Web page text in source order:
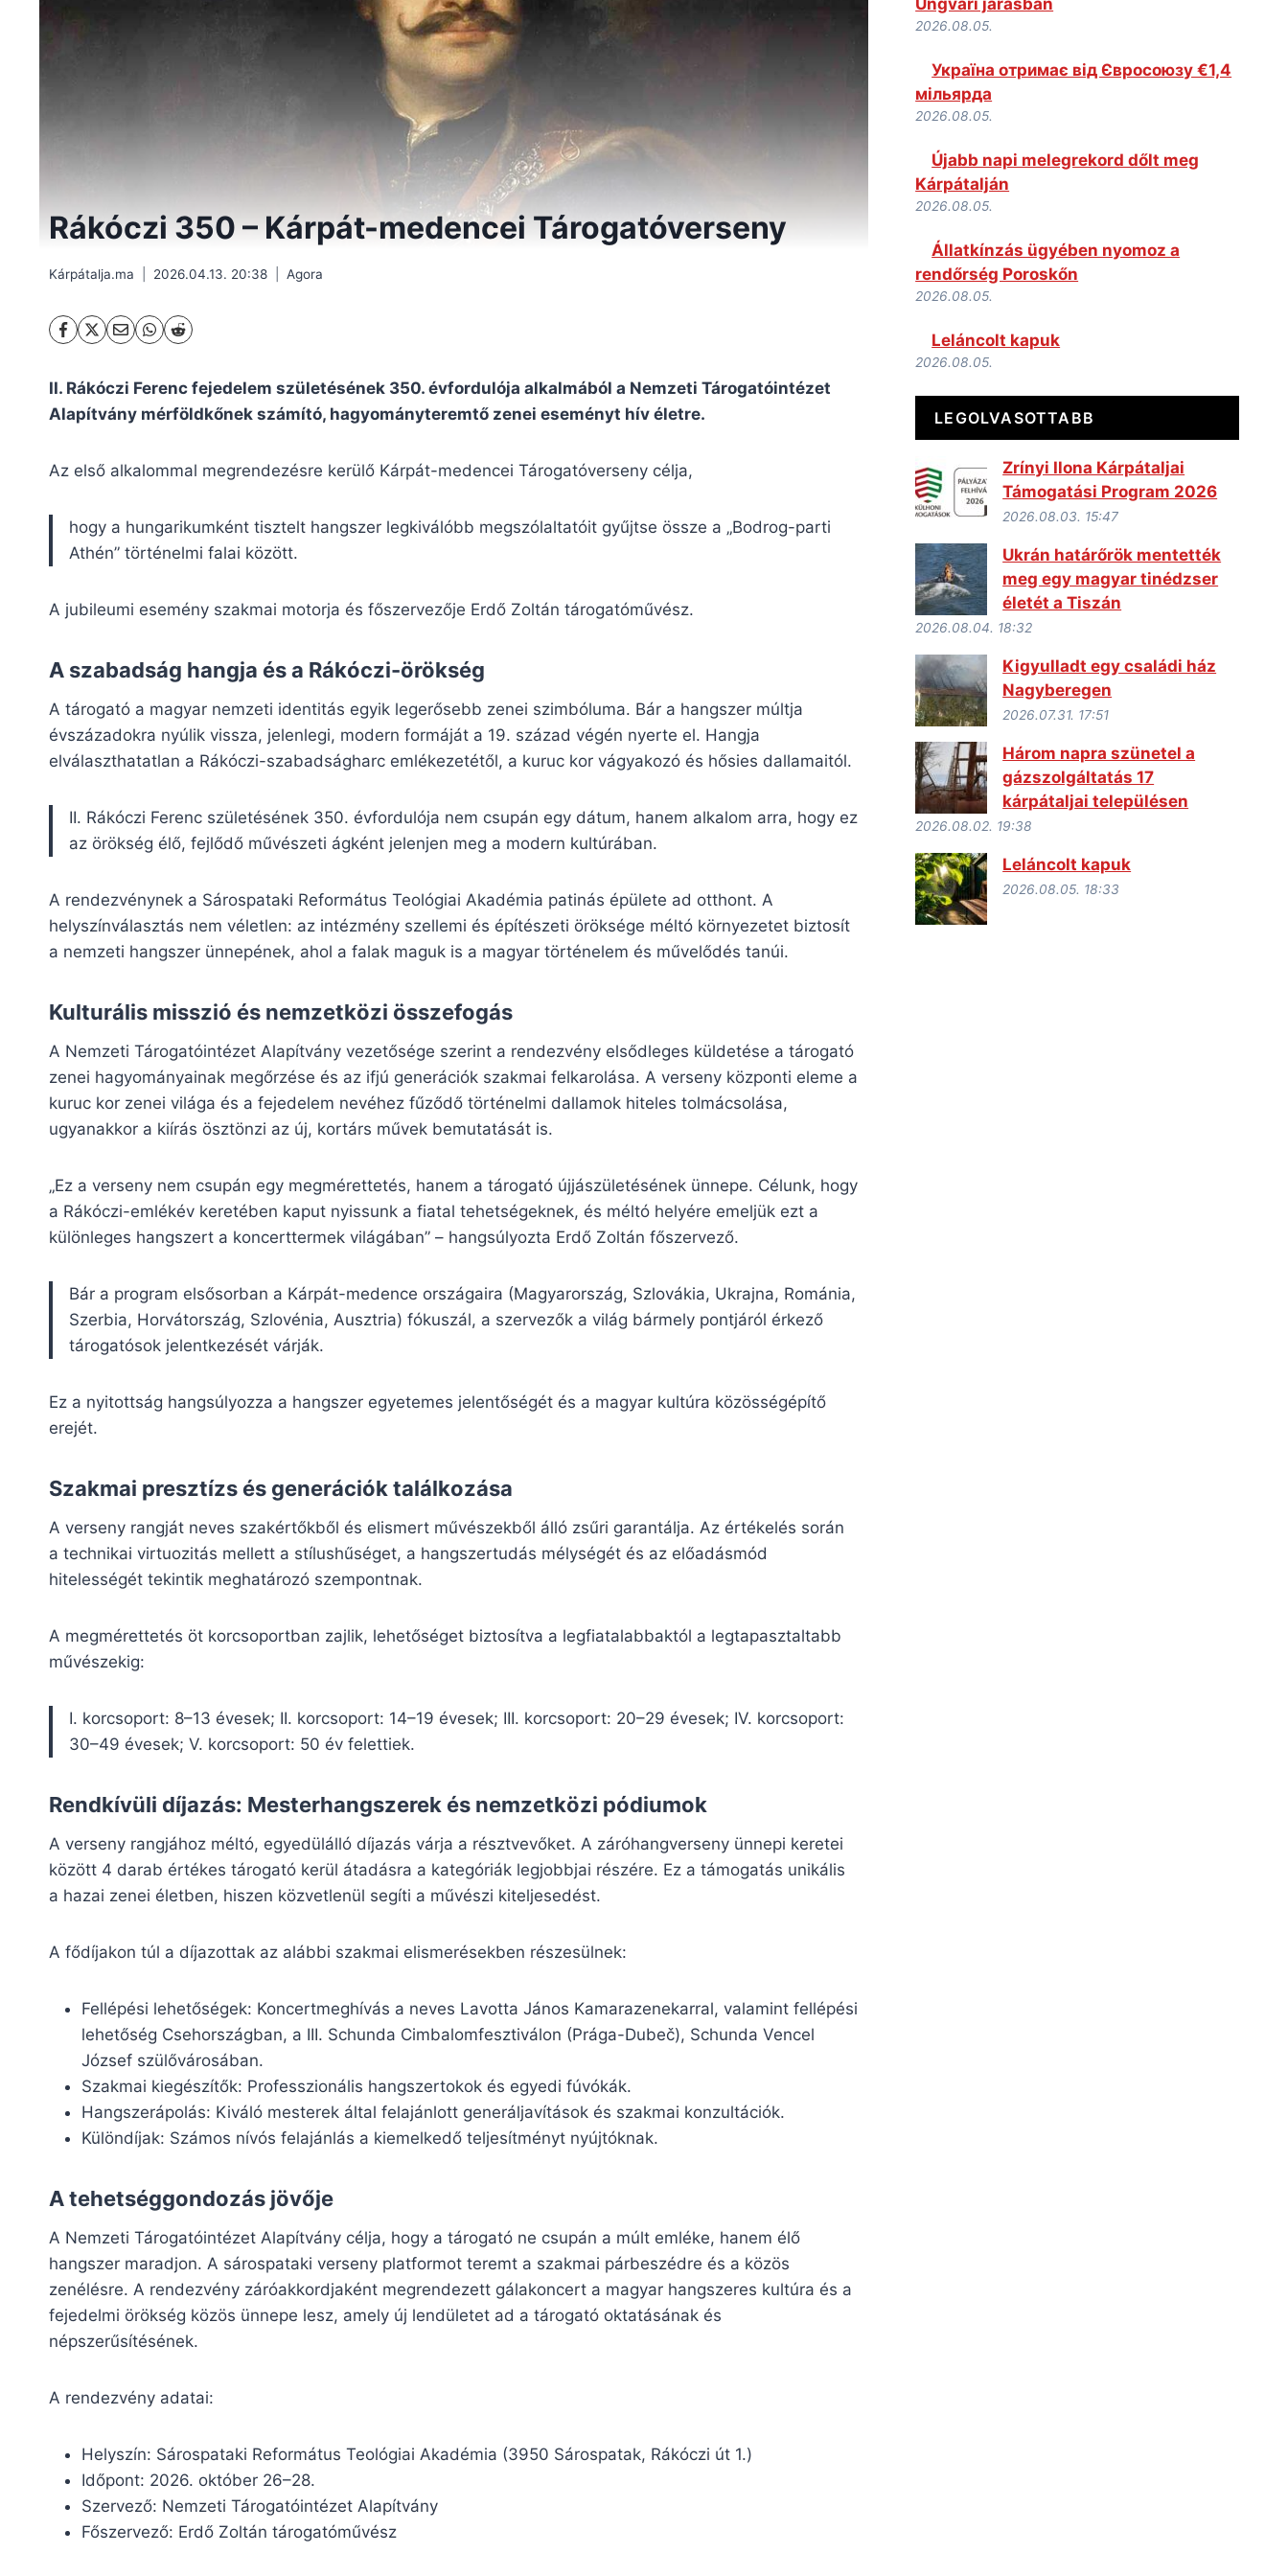
Rákóczi 350 – Kárpát-medencei Tárogatóverseny
Kárpátalja.ma 2026.04.13. 20:38 Agora
II. Rákóczi Ferenc fejedelem születésének 350. évfordulója alkalmából a Nemzeti Tárogatóintézet
Alapítvány mérföldkőnek számító, hagyományteremtő zenei eseményt hív életre.
Az első alkalommal megrendezésre kerülő Kárpát-medencei Tárogatóverseny célja,
hogy a hungarikumként tisztelt hangszer legkiválóbb megszólaltatóit gyűjtse össze a „Bodrog-parti
Athén” történelmi falai között.
A jubileumi esemény szakmai motorja és főszervezője Erdő Zoltán tárogatóművész.
A szabadság hangja és a Rákóczi-örökség
A tárogató a magyar nemzeti identitás egyik legerősebb zenei szimbóluma. Bár a hangszer múltja
évszázadokra nyúlik vissza, jelenlegi, modern formáját a 19. század végén nyerte el. Hangja
elválaszthatatlan a Rákóczi-szabadságharc emlékezetétől, a kuruc kor vágyakozó és hősies dallamaitól.
II. Rákóczi Ferenc születésének 350. évfordulója nem csupán egy dátum, hanem alkalom arra, hogy ez
az örökség élő, fejlődő művészeti ágként jelenjen meg a modern kultúrában.
A rendezvénynek a Sárospataki Református Teológiai Akadémia patinás épülete ad otthont. A
helyszínválasztás nem véletlen: az intézmény szellemi és építészeti öröksége méltó környezetet biztosít
a nemzeti hangszer ünnepének, ahol a falak maguk is a magyar történelem és művelődés tanúi.
Kulturális misszió és nemzetközi összefogás
A Nemzeti Tárogatóintézet Alapítvány vezetősége szerint a rendezvény elsődleges küldetése a tárogató
zenei hagyományainak megőrzése és az ifjú generációk szakmai felkarolása. A verseny központi eleme a
kuruc kor zenei világa és a fejedelem nevéhez fűződő történelmi dallamok hiteles tolmácsolása,
ugyanakkor a kiírás ösztönzi az új, kortárs művek bemutatását is.
„Ez a verseny nem csupán egy megmérettetés, hanem a tárogató újjászületésének ünnepe. Célunk, hogy
a Rákóczi-emlékév keretében kaput nyissunk a fiatal tehetségeknek, és méltó helyére emeljük ezt a
különleges hangszert a koncerttermek világában” – hangsúlyozta Erdő Zoltán főszervező.
Bár a program elsősorban a Kárpát-medence országaira (Magyarország, Szlovákia, Ukrajna, Románia,
Szerbia, Horvátország, Szlovénia, Ausztria) fókuszál, a szervezők a világ bármely pontjáról érkező
tárogatósok jelentkezését várják.
Ez a nyitottság hangsúlyozza a hangszer egyetemes jelentőségét és a magyar kultúra közösségépítő
erejét.
Szakmai presztízs és generációk találkozása
A verseny rangját neves szakértőkből és elismert művészekből álló zsűri garantálja. Az értékelés során
a technikai virtuozitás mellett a stílushűséget, a hangszertudás mélységét és az előadásmód
hitelességét tekintik meghatározó szempontnak.
A megmérettetés öt korcsoportban zajlik, lehetőséget biztosítva a legfiatalabbaktól a legtapasztaltabb
művészekig:
I. korcsoport: 8–13 évesek; II. korcsoport: 14–19 évesek; III. korcsoport: 20–29 évesek; IV. korcsoport:
30–49 évesek; V. korcsoport: 50 év felettiek.
Rendkívüli díjazás: Mesterhangszerek és nemzetközi pódiumok
A verseny rangjához méltó, egyedülálló díjazás várja a résztvevőket. A záróhangverseny ünnepi keretei
között 4 darab értékes tárogató kerül átadásra a kategóriák legjobbjai részére. Ez a támogatás unikális
a hazai zenei életben, hiszen közvetlenül segíti a művészi kiteljesedést.
A fődíjakon túl a díjazottak az alábbi szakmai elismerésekben részesülnek:
Fellépési lehetőségek: Koncertmeghívás a neves Lavotta János Kamarazenekarral, valamint fellépési
lehetőség Csehországban, a III. Schunda Cimbalomfesztiválon (Prága-Dubeč), Schunda Vencel
József szülővárosában.
Szakmai kiegészítők: Professzionális hangszertokok és egyedi fúvókák.
Hangszerápolás: Kiváló mesterek által felajánlott generáljavítások és szakmai konzultációk.
Különdíjak: Számos nívós felajánlás a kiemelkedő teljesítményt nyújtóknak.
A tehetséggondozás jövője
A Nemzeti Tárogatóintézet Alapítvány célja, hogy a tárogató ne csupán a múlt emléke, hanem élő
hangszer maradjon. A sárospataki verseny platformot teremt a szakmai párbeszédre és a közös
zenélésre. A rendezvény záróakkordjaként megrendezett gálakoncert a magyar hangszeres kultúra és a
fejedelmi örökség közös ünnepe lesz, amely új lendületet ad a tárogató oktatásának és
népszerűsítésének.
A rendezvény adatai:
Helyszín: Sárospataki Református Teológiai Akadémia (3950 Sárospatak, Rákóczi út 1.)
Időpont: 2026. október 26–28.
Szervező: Nemzeti Tárogatóintézet Alapítvány
Főszervező: Erdő Zoltán tárogatóművész
2026.08.05.
Україна отримає від Євросоюзу €1,4
мільярда
2026.08.05.
Újabb napi melegrekord dőlt meg
Kárpátalján
2026.08.05.
Állatkínzás ügyében nyomoz a
rendőrség Poroskőn
2026.08.05.
Leláncolt kapuk
2026.08.05.
LEGOLVASOTTABB
Zrínyi Ilona Kárpátaljai
Támogatási Program 2026
2026.08.03. 15:47
Ukrán határőrök mentették
meg egy magyar tinédzser
életét a Tiszán
2026.08.04. 18:32
Kigyulladt egy családi ház
Nagyberegen
2026.07.31. 17:51
Három napra szünetel a
gázszolgáltatás 17
kárpátaljai településen
2026.08.02. 19:38
Leláncolt kapuk
2026.08.05. 18:33